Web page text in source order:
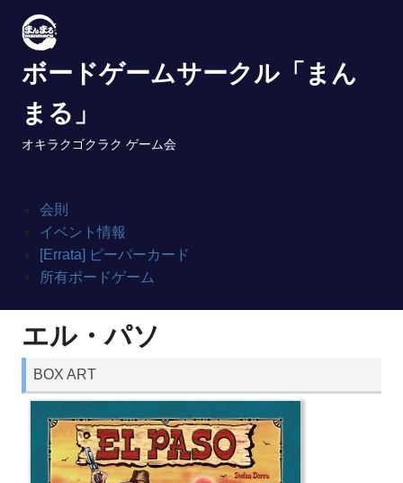
content
ボードゲームサークル「まん
まる」
オキラクゴクラク ゲーム会
会則
イベント情報
[Errata] ピーパーカード
所有ボードゲーム
エル・パソ
BOX ART